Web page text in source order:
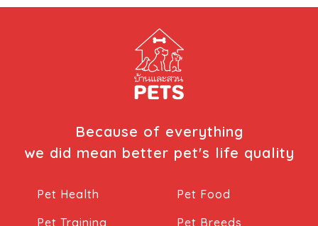
ไปพบสัตวแพทย์ที่มีความเชี่ยวชาญเฉพาะทางเมื่อสัตว์เลี้ยงเจ็บ
ป่วย เหล่านี้คือการหลอมรวมเอาสัตว์เลี้ยงเข้ามาเป็นหนึ่งในรูป
แบบความสัมพันธ์แบบครอบครัว ในขณะเดียวกัน กลุ่มผู้ประกอบ
การ โดยเฉพาะกลุ่มอาหารสัตว์เลี้ยง จึงจำเป็นต้องปรับรูปแบบ
การดำเนินธุรกิจให้สอดคล้องกับพฤติกรรมของพ่อแม่สัตว์เลี้ยง
ในยุคปัจจุบัน เช่น การเลือกวัตถุดิบที่มีคุณภาพและหลากหลาย
ดำเนินธุรกิจที่ต้องใส่ใจเรื่องความยั่งยืน ซึ่งเป็นประเด็นที่นัก
ลงทุนและประชาคมโลกกำลังให้ความสำคัญ ตามหลัก
เศรษฐศาสตร์ เมื่อความต้องการสินค้าของพ่อแม่สัตว์เลี้ยงเพิ่ม
เกิดเป็นผลกระทบต่อเนื่องไปยังทรัพยากรตั้งต้นที่ต้องนำเข้าสู่
กระบวนการผลิตมากขึ้น เช่น เนื้อสัตว์ พืชปศุสัตว์ และวัตถุดิบที่
Because of everything
we did mean better pet's life quality
Pet Health
Pet Food
Pet Training
Pet Breeds